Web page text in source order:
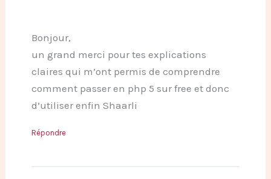
Bonjour,
un grand merci pour tes explications
claires qui m’ont permis de comprendre
comment passer en php 5 sur free et donc
d’utiliser enfin Shaarli
Répondre